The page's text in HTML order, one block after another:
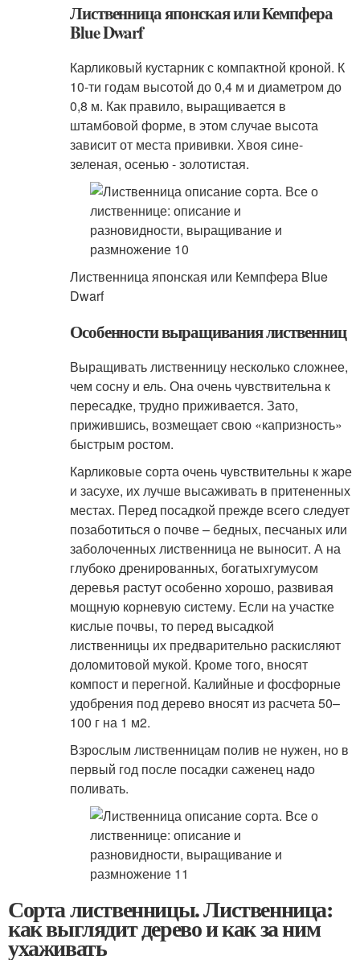
Лиственница японская или Кемпфера
Blue Dwarf
Карликовый кустарник с компактной кроной. К
10-ти годам высотой до 0,4 м и диаметром до
0,8 м. Как правило, выращивается в
штамбовой форме, в этом случае высота
зависит от места прививки. Хвоя сине-
зеленая, осенью - золотистая.
Лиственница японская или Кемпфера Blue
Dwarf
Особенности выращивания лиственниц
Выращивать лиственницу несколько сложнее,
чем сосну и ель. Она очень чувствительна к
пересадке, трудно приживается. Зато,
прижившись, возмещает свою «капризность»
быстрым ростом.
Карликовые сорта очень чувствительны к жаре
и засухе, их лучше высаживать в притененных
местах. Перед посадкой прежде всего следует
позаботиться о почве – бедных, песчаных или
заболоченных лиственница не выносит. А на
глубоко дренированных, богатыхгумусом
деревья растут особенно хорошо, развивая
мощную корневую систему. Если на участке
кислые почвы, то перед высадкой
лиственницы их предварительно раскисляют
доломитовой мукой. Кроме того, вносят
компост и перегной. Калийные и фосфорные
удобрения под дерево вносят из расчета 50–
100 г на 1 м2.
Взрослым лиственницам полив не нужен, но в
первый год после посадки саженец надо
поливать.
Сорта лиственницы. Лиственница:
как выглядит дерево и как за ним
ухаживать